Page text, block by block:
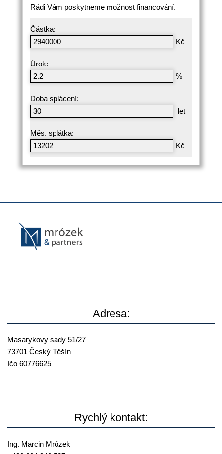
Rádi Vám poskytneme možnost financování.
Částka:
Kč
Úrok:
%
Doba splácení:
let
Měs. splátka:
Kč
Adresa:
Masarykovy sady 51/27
73701 Český Těšín
Ičo 60776625
Rychlý kontakt:
Ing. Marcin Mrózek